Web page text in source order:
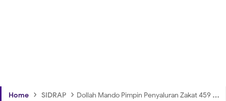
Home › SIDRAP › Dollah Mando Pimpin Penyaluran Zakat 459 Mustahik di Watang Sidenreng